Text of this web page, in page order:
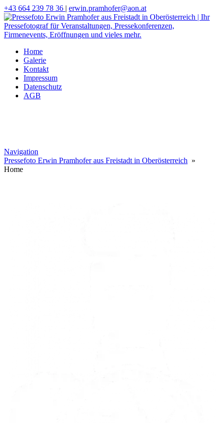
+43 664 239 78 36 | erwin.pramhofer@aon.at
Home
Galerie
Kontakt
Impressum
Datenschutz
AGB
Navigation
Pressefoto Erwin Pramhofer aus Freistadt in Oberösterreich »
Home